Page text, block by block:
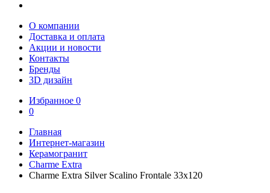
О компании
Доставка и оплата
Акции и новости
Контакты
Бренды
3D дизайн
Избранное 0
0
Главная
Интернет-магазин
Керамогранит
Charme Extra
Charme Extra Silver Scalino Frontale 33x120